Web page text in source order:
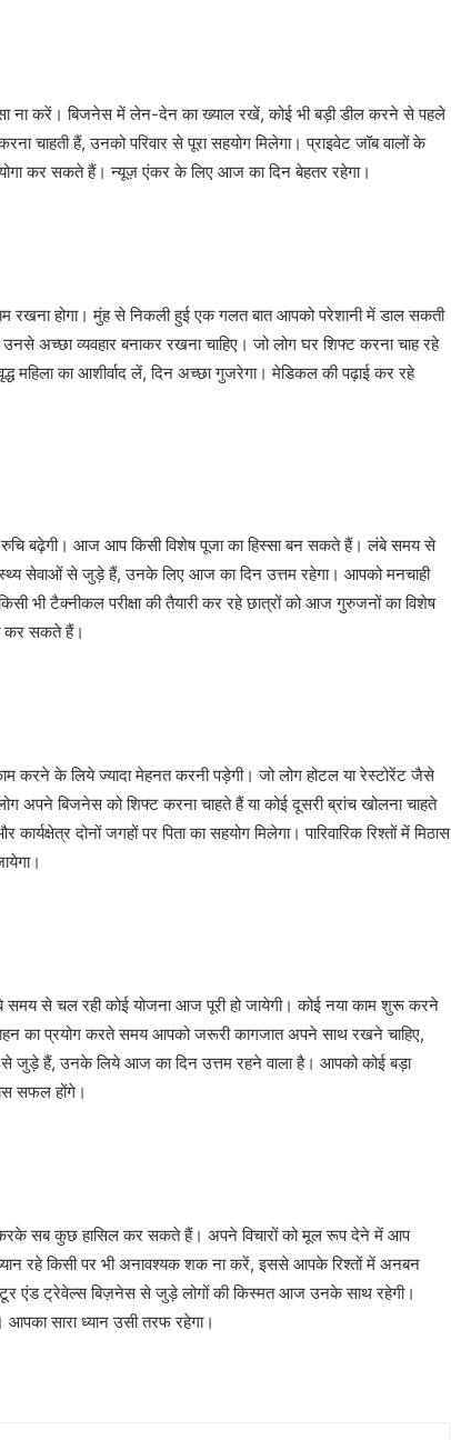
ना करें। बिजनेस में लेन-देन का ख्याल रखें, कोई भी बड़ी डील करने से पहले
हैं, उनको परिवार से पूरा सहयोग मिलेगा। प्राइवेट जॉब वालों के
कर सकते हैं। न्यूज़ एंकर के लिए आज का दिन बेहतर रहेगा।
होगा। मुंह से निकली हुई एक गलत बात आपको परेशानी में डाल सकती
व्यवहार बनाकर रखना चाहिए। जो लोग घर शिफ्ट करना चाह रहे
महिला का आशीर्वाद लें, दिन अच्छा गुजरेगा। मेडिकल की पढ़ाई कर रहे
रुचि बढ़ेगी। आज आप किसी विशेष पूजा का हिस्सा बन सकते हैं। लंबे समय से
सेवाओं से जुड़े हैं, उनके लिए आज का दिन उत्तम रहेगा। आपको मनचाही
टैक्नीकल परीक्षा की तैयारी कर रहे छात्रों को आज गुरुजनों का विशेष
कर सकते हैं।
के लिये ज्यादा मेहनत करनी पड़ेगी। जो लोग होटल या रेस्टोरेंट जैसे
बिजनेस को शिफ्ट करना चाहते हैं या कोई दूसरी ब्रांच खोलना चाहते
दोनों जगहों पर पिता का सहयोग मिलेगा। पारिवारिक रिश्तों में मिठास
समय से चल रही कोई योजना आज पूरी हो जायेगी। कोई नया काम शुरू करने
का प्रयोग करते समय आपको जरूरी कागजात अपने साथ रखने चाहिए,
जुड़े हैं, उनके लिये आज का दिन उत्तम रहने वाला है। आपको कोई बड़ा
सफल होंगे।
सब कुछ हासिल कर सकते हैं। अपने विचारों को मूल रूप देने में आप
रहे किसी पर भी अनावश्यक शक ना करें, इससे आपके रिश्तों में अनबन
एंड ट्रेवेल्स बिज़नेस से जुड़े लोगों की किस्मत आज उनके साथ रहेगी।
आपका सारा ध्यान उसी तरफ रहेगा।